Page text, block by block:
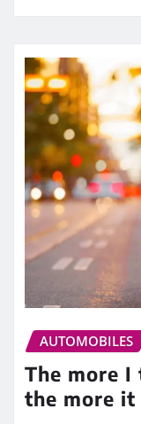
AUTOMOBILES
The more I
the more it